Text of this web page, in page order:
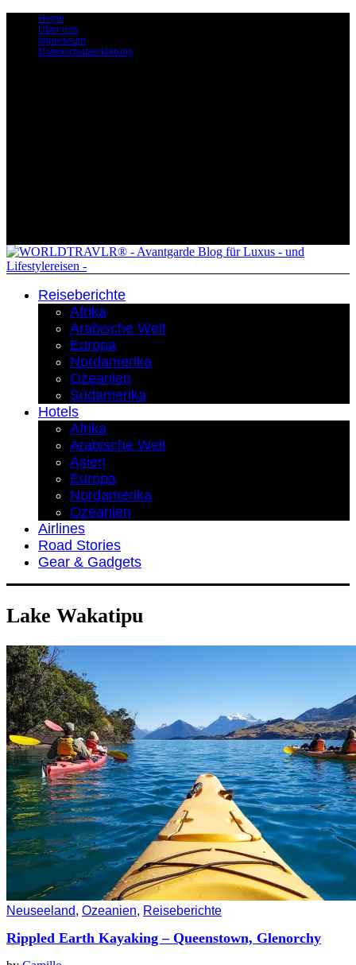
Home
Über uns
Impressum
Datenschutzerklärung
Reiseberichte
Afrika
Arabische Welt
Europa
Nordamerika
Ozeanien
Südamerika
Hotels
Afrika
Arabische Welt
Asien
Europa
Nordamerika
Ozeanien
Airlines
Road Stories
Gear & Gadgets
Lake Wakatipu
Neuseeland, Ozeanien, Reiseberichte
Rippled Earth Kayaking – Queenstown, Glenorchy